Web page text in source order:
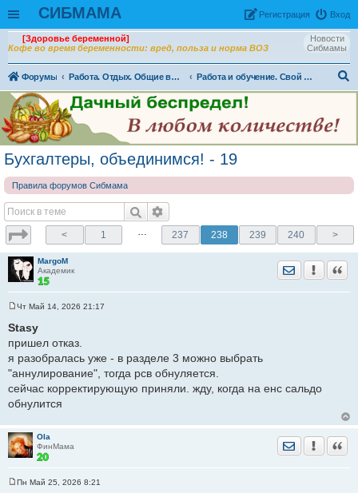
СИБМАМА Вход
Рeгиcтpaция
Новости
Сибмамы
[Здоровье беременной]
Кофе во время беременности: вред, польза и норма ВОЗ
Форумы Работа. Отдых. Общие вопросы
Работа и обучение. Свой бизнес. Для взрослых
ои
Бухгалтеры, объединимся! - 19
Правила форумов Сибмама
< 1 … 237 238 239 240 >
MargoM
Академик
Отправить
о
о
б
е
н
е
Чт Май 14, 2026 21:17
Stasy
пришел отказ.
я разобралась уже - в разделе 3 можно выбрать
"аннулирование", тогда рсв обнуляется.
сейчас корректирующую приняли. жду, когда на енс сальдо
обнулится
Ola
ФинМама
Отправить
Пн Май 25, 2026 8:21